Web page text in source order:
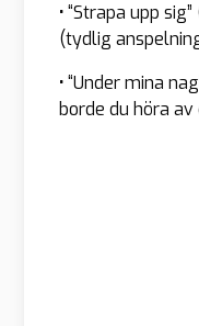
•“Strapa upp
(tydlig
•“Under mina
borde du höra av